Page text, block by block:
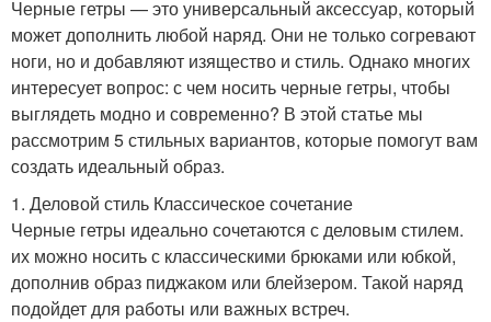
Черные гетры — это универсальный аксессуар, который
может дополнить любой наряд. Они не только согревают
ноги, но и добавляют изящество и стиль. Однако многих
интересует вопрос: с чем носить черные гетры, чтобы
выглядеть модно и современно? В этой статье мы
рассмотрим 5 стильных вариантов, которые помогут вам
создать идеальный образ.
1. Деловой стиль Классическое сочетание
Черные гетры идеально сочетаются с деловым стилем.
их можно носить с классическими брюками или юбкой,
дополнив образ пиджаком или блейзером. Такой наряд
подойдет для работы или важных встреч.